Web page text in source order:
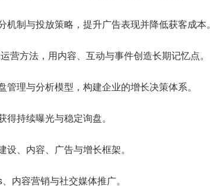
机制与投放策略，提升广告表现并降低获客成本。
营方法，用内容、互动与事件创造长期记忆点。
管理与分析模型，构建企业的增长决策体系。
持续曝光与稳定询盘。
、内容、广告与增长框架。
内容营销与社交媒体推广。